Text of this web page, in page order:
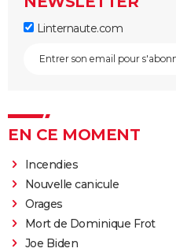
Linternaute.com
EN CE MOMENT
Incendies
Nouvelle canicule
Orages
Mort de Dominique Frot
Joe Biden